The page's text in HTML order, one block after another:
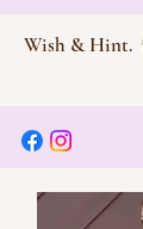
Wish & Hint.